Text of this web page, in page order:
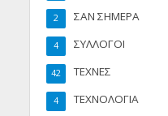
ΣΑΝ ΣΗΜΕΡΑ
2
ΣΥΛΛΟΓΟΙ
4
ΤΕΧΝΕΣ
42
ΤΕΧΝΟΛΟΓΙΑ
4